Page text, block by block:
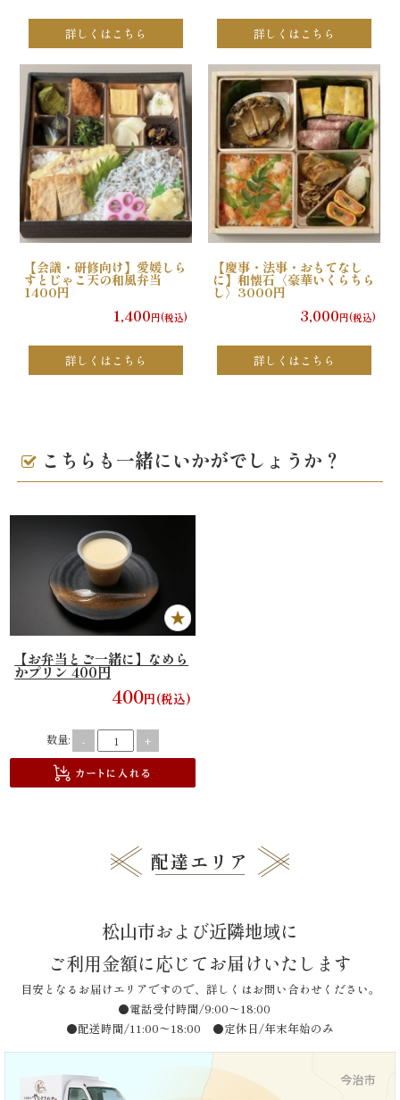
ス
タ
ッ
フ
ブ
ロ
グ
シ
選
ぶ
け
ひ
さ
懐
石》
ま
《肉
詳しくはこちら 詳しくはこちら
【会議・研修向け】愛媛しら
すとじゃこ天の和風弁当
1400円
1,400円(税込)
詳しくはこちら
【慶事・法事・おもてなし
に】和懐石〈豪華いくらちら
し〉3000円
3,000円(税込)
詳しくはこちら
こちらも一緒にいかがでしょうか？
【お弁当とご一緒に】なめら
かプリン 400円
400円(税込)
数量: - +
配達エリア
松山市および近隣地域に
ご利用金額に応じてお届けいたします
目安となるお届けエリアですので、詳しくはお問い合わせください。
●電話受付時間/9:00〜18:00
●配送時間/11:00〜18:00 ●定休日/年末年始のみ